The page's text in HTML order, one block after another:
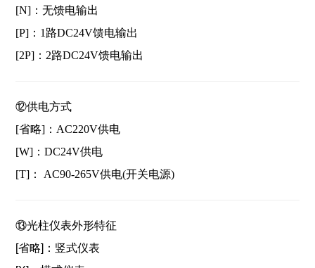
[N]：无馈电输出
[P]：1路DC24V馈电输出
[2P]：2路DC24V馈电输出
⑫供电方式
[省略]：AC220V供电
[W]：DC24V供电
[T]： AC90-265V供电(开关电源)
⑬光柱仪表外形特征
[省略]：竖式仪表